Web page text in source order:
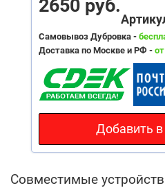
2650 руб.
Самовывоз Дубровка -
Доставка по Москве и РФ -
Добавить в
Совместимые